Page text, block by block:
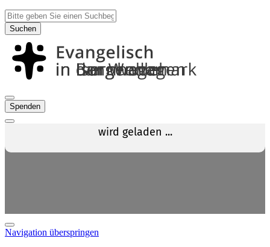
Suchen
Spenden
Navigation überspringen